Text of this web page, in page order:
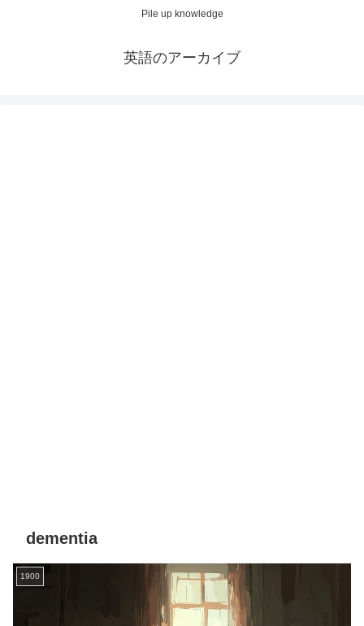
Pile up knowledge
英語のアーカイブ
dementia
1900